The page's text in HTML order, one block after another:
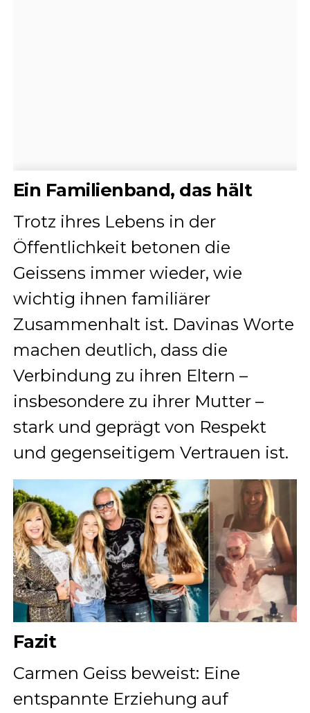
Ein Familienband, das hält
Trotz ihres Lebens in der
Öffentlichkeit betonen die
Geissens immer wieder, wie
wichtig ihnen familiärer
Zusammenhalt ist. Davinas Worte
machen deutlich, dass die
Verbindung zu ihren Eltern –
insbesondere zu ihrer Mutter –
stark und geprägt von Respekt
und gegenseitigem Vertrauen ist.
Fazit
Carmen Geiss beweist: Eine
entspannte Erziehung auf